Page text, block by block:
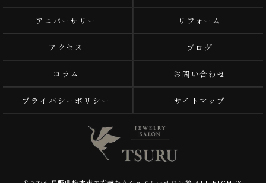
アニバーサリー リフォーム
アクセス ブログ
コラム お問い合わせ
プライバシーポリシー サイトマップ